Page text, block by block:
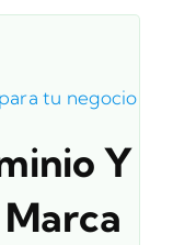
tu negocio
Y